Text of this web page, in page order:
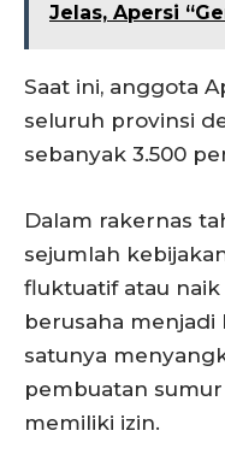
Jelas, Apersi
Saat ini, anggota
seluruh provinsi
sebanyak 3.500
Dalam rakernas
sejumlah
fluktuatif atau
berusaha menjadi
satunya
pembuatan
memiliki izin.